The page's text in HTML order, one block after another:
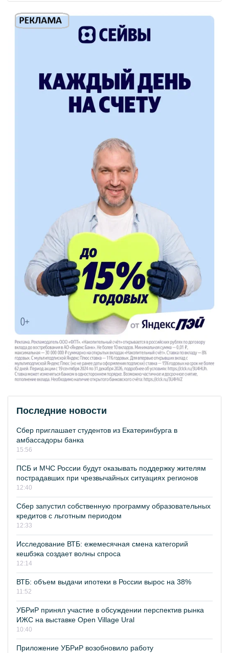
Последние новости
Сбер приглашает студентов из Екатеринбурга в
амбассадоры банка
15:56
ПСБ и МЧС России будут оказывать поддержку жителям
пострадавших при чрезвычайных ситуациях регионов
12:40
Сбер запустил собственную программу образовательных
кредитов с льготным периодом
12:33
Исследование ВТБ: ежемесячная смена категорий
кешбэка создает волны спроса
12:14
ВТБ: объем выдачи ипотеки в России вырос на 38%
11:52
УБРиР принял участие в обсуждении перспектив рынка
ИЖС на выставке Open Village Ural
10:40
Приложение УБРиР возобновило работу